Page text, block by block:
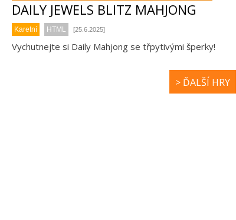
DAILY JEWELS BLITZ MAHJONG
Karetní HTML [25.6.2025]
Vychutnejte si Daily Mahjong se třpytivými šperky!
> ĎALŠÍ HRY